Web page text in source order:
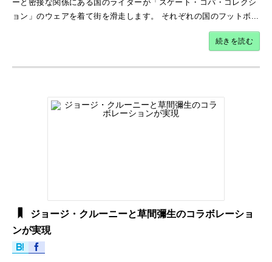
ーと密接な関係にある国のライダーが「スケート・コパ・コレクシ
ョン」のウェアを着て街を滑走します。 それぞれの国のフットボ...
続きを読む
ジョージ・クルーニーと草間彌生のコラボレーショ
ンが実現